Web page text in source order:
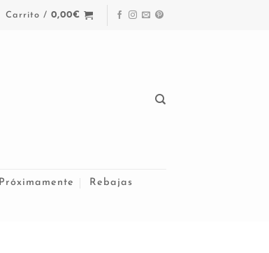
Carrito /0,00€
Próximamente Rebajas